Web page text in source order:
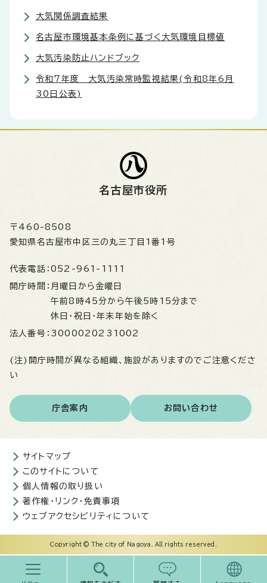
大気関係調査結果
名古屋市環境基本条例に基づく大気環境目標値
大気汚染防止ハンドブック
令和7年度 大気汚染常時監視結果(令和8年6月
30日公表)
名古屋市役所
〒460-8508
愛知県名古屋市中区三の丸三丁目1番1号
代表電話： 052-961-1111
開庁時間： 月曜日から金曜日
午前8時45分から午後5時15分まで
休日・祝日・年末年始を除く
法人番号： 3000020231002
(注)開庁時間が異なる組織、施設がありますのでご注意くださ
い
庁舎案内 お問い合わせ
サイトマップ
このサイトについて
個人情報の取り扱い
著作権・リンク・免責事項
ウェブアクセシビリティについて
Copyright © The city of Nagoya. All rights reserved.